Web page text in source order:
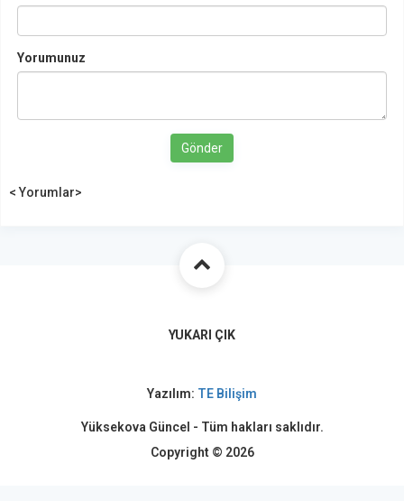
Yorumunuz
Gönder
< Yorumlar>
YUKARI ÇIK
Yazılım: TE Bilişim
Yüksekova Güncel - Tüm hakları saklıdır.
Copyright © 2026